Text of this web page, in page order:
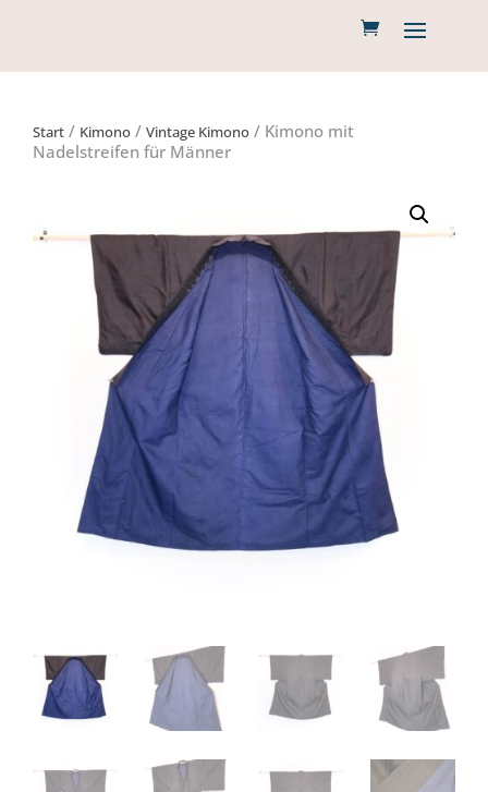
Start / Kimono / Vintage Kimono / Kimono mit
Nadelstreifen für Männer